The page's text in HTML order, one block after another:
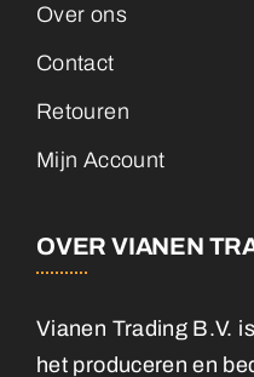
Over ons
Contact
Retouren
Mijn Account
OVER VIANEN
Vianen Trading B.V.
het produceren en